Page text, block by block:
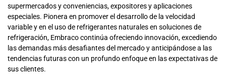
supermercados y conveniencias, expositores y aplicaciones
especiales. Pionera en promover el desarrollo de la velocidad
variable y en el uso de refrigerantes naturales en soluciones de
refrigeración, Embraco continúa ofreciendo innovación, excediendo
las demandas más desafiantes del mercado y anticipándose a las
tendencias futuras con un profundo enfoque en las expectativas de
sus clientes.